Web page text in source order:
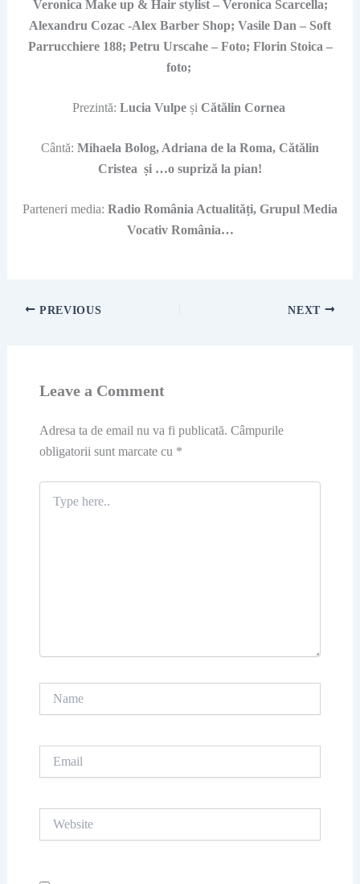
Veronica Make up & Hair stylist – Veronica Scarcella;
Alexandru Cozac -Alex Barber Shop; Vasile Dan – Soft
Parrucchiere 188; Petru Urscahe – Foto; Florin Stoica –
foto;
Prezintă: Lucia Vulpeși Cătălin Cornea
Cântă: Mihaela Bolog, Adriana de la Roma, Cătălin
Cristea și …o supriză la pian!
Parteneri media: Radio România Actualități, Grupul Media
Vocativ România…
PREVIOUS NEXT
Leave a Comment
Adresa ta de email nu va fi publicată. Câmpurile
obligatorii sunt marcate cu *
here..